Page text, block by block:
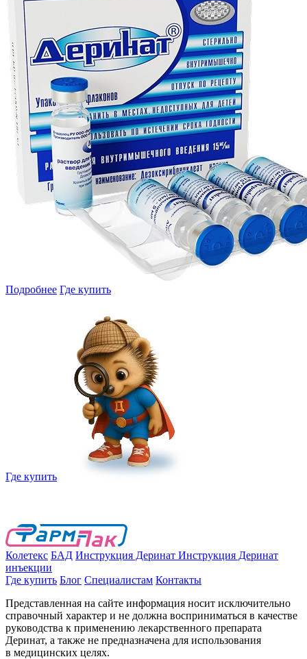
Подробнее Где купить
Где купить
Колетекс БАД Инструкция Деринат Инструкция Деринат
инъекции
Где купить Блог Специалистам Контакты
Представленная на сайте информация носит исключительно
справочный характер и не должна восприниматься в качестве
руководства к применению лекарственного препарата
Деринат, а также не предназначена для использования
в медицинских целях.